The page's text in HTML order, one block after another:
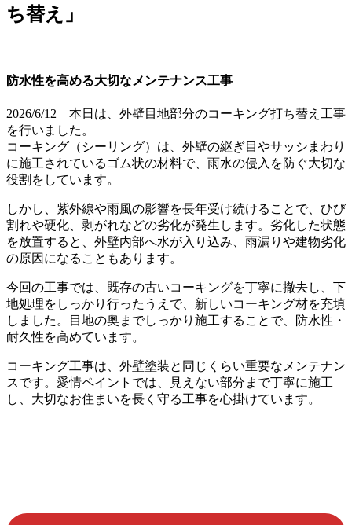
ち替え」
防水性を高める大切なメンテナンス工事
2026/6/12 本日は、外壁目地部分のコーキング打ち替え工事
を行いました。
コーキング（シーリング）は、外壁の継ぎ目やサッシまわり
に施工されているゴム状の材料で、雨水の侵入を防ぐ大切な
役割をしています。
しかし、紫外線や雨風の影響を長年受け続けることで、ひび
割れや硬化、剥がれなどの劣化が発生します。劣化した状態
を放置すると、外壁内部へ水が入り込み、雨漏りや建物劣化
の原因になることもあります。
今回の工事では、既存の古いコーキングを丁寧に撤去し、下
地処理をしっかり行ったうえで、新しいコーキング材を充填
しました。目地の奥までしっかり施工することで、防水性・
耐久性を高めています。
コーキング工事は、外壁塗装と同じくらい重要なメンテナン
スです。愛情ペイントでは、見えない部分まで丁寧に施工
し、大切なお住まいを長く守る工事を心掛けています。